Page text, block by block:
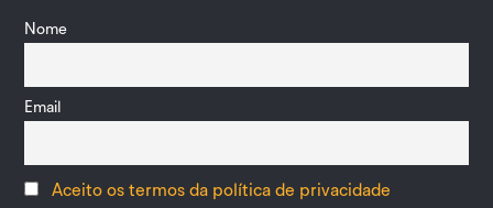
Nome
Email
Aceito os termos da política de privacidade